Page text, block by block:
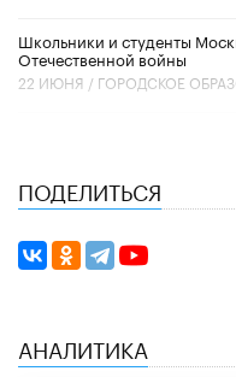
Школьники и студенты
Отечественной войны
22 ИЮНЯ / ГОРОДСКОЕ
ПОДЕЛИТЬСЯ
АНАЛИТИКА